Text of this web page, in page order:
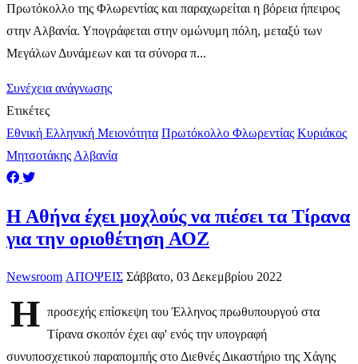
Πρωτόκολλο της Φλωρεντίας και παραχωρείται η βόρεια ήπειρος
στην Αλβανία. Υπογράφεται στην ομώνυμη πόλη, μεταξύ των
Μεγάλων Δυνάμεων και τα σύνορα π...
Συνέχεια ανάγνωσης
Ετικέτες
Εθνική Ελληνική Μειονότητα Πρωτόκολλο Φλωρεντίας Κυριάκος
Μητσοτάκης Αλβανία
Η Αθήνα έχει μοχλούς να πιέσει τα Τίρανα
για την οριοθέτηση ΑΟΖ
Newsroom ΑΠΟΨΕΙΣ Σάββατο, 03 Δεκεμβρίου 2022
Η προσεχής επίσκεψη του Έλληνος πρωθυπουργού στα
Τίρανα σκοπόν έχει αφ' ενός την υπογραφή
συνυποσχετικού παραπομπής στο Διεθνές Δικαστήριο της Χάγης